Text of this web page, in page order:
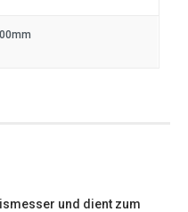
und dient zum